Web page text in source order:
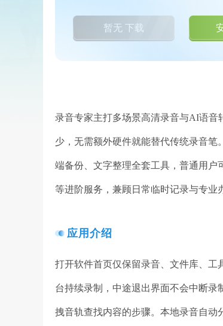
暂无 下载
录音专家主打多场景高清录音与AI语音
少，无需额外硬件就能替代传统录音
端备份、文字整理全套工具，普通用
等进阶服务，兼顾日常临时记录与专业
应用介绍
打开软件首页仅保留录音、文件库、
台持续录制，中途退出界面不会中断
拽音轨查找内容的步骤。本地录音自动